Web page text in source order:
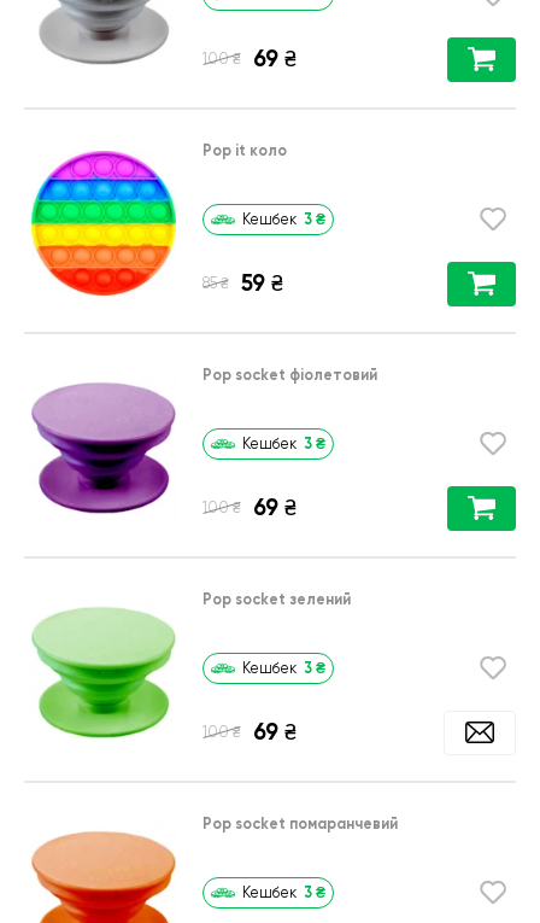
100 ₴ 69 ₴
Pop it коло
Кешбек 3 ₴
85 ₴ 59 ₴
Pop socket фіолетовий
Кешбек 3 ₴
100 ₴ 69 ₴
Pop socket зелений
Кешбек 3 ₴
100 ₴ 69 ₴
Pop socket помаранчевий
Кешбек 3 ₴